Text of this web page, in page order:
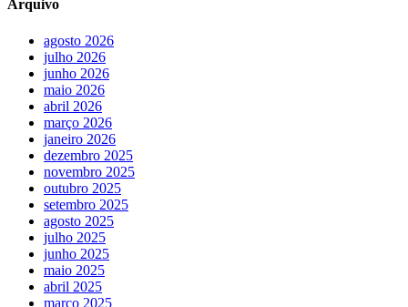
Arquivo
agosto 2026
julho 2026
junho 2026
maio 2026
abril 2026
março 2026
janeiro 2026
dezembro 2025
novembro 2025
outubro 2025
setembro 2025
agosto 2025
julho 2025
junho 2025
maio 2025
abril 2025
março 2025